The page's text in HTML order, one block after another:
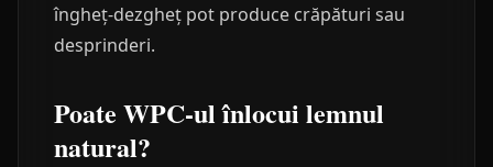
îngheț-dezgheț pot produce crăpături sau
desprinderi.
Poate WPC-ul înlocui lemnul
natural?